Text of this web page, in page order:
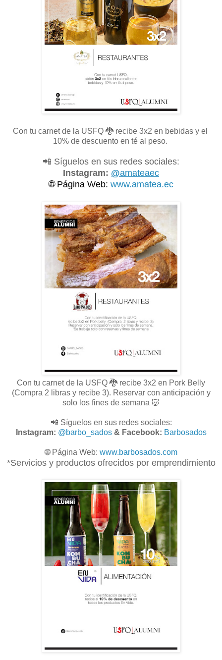
Con tu carnet de la USFQ 🐉 recibe 3x2 en bebidas y el
10% de descuento en té al peso.
📲 Síguelos en sus redes sociales:
Instagram: @amateaec
🌐 Página Web: www.amatea.ec
Con tu carnet de la USFQ 🐉 recibe 3x2 en Pork Belly
(Compra 2 libras y recibe 3). Reservar con anticipación y
solo los fines de semana 🐷
📲 Síguelos en sus redes sociales:
Instagram: @barbo_sados& Facebook: Barbosados
🌐 Página Web: www.barbosados.com
*Servicios y productos ofrecidos por emprendimiento